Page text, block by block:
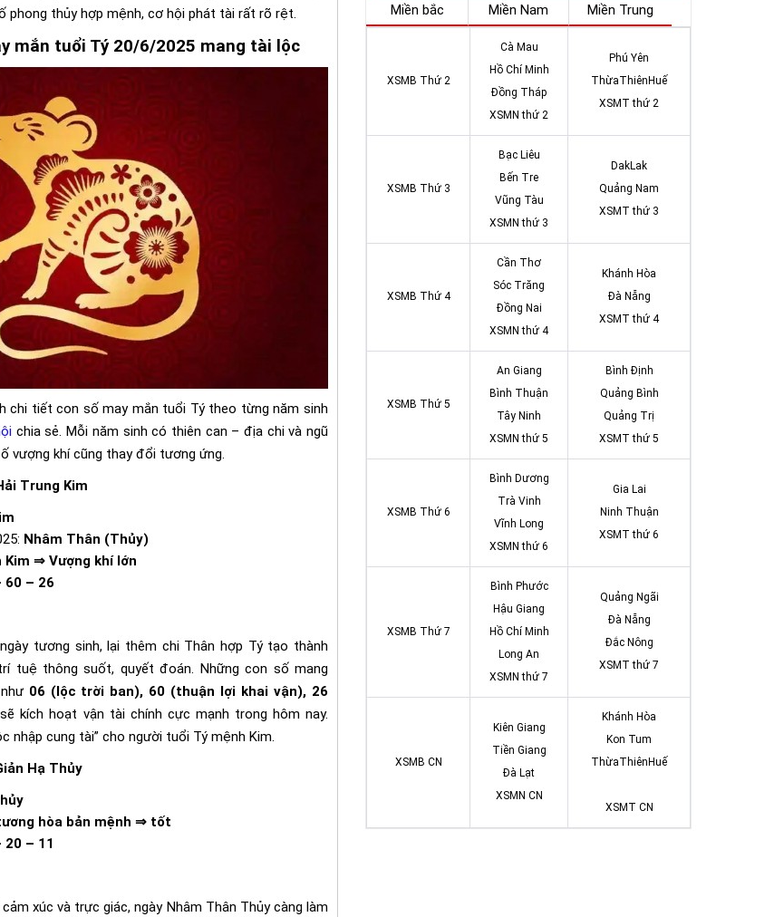
phong thủy hợp mệnh, cơ hội phát tài rất rõ rệt.
mắn tuổi Tý 20/6/2025 mang tài lộc
chi tiết con số may mắn tuổi Tý theo từng năm sinh
chia sẻ. Mỗi năm sinh có thiên can – địa chi và ngũ
vượng khí cũng thay đổi tương ứng.
Trung Kim
Nhâm Thân (Thủy)
Kim ⇒ Vượng khí lớn
60 – 26
tương sinh, lại thêm chi Thân hợp Tý tạo thành
tuệ thông suốt, quyết đoán. Những con số mang
06 (lộc trời ban), 60 (thuận lợi khai vận), 26
sẽ kích hoạt vận tài chính cực mạnh trong hôm nay.
nhập cung tài” cho người tuổi Tý mệnh Kim.
Hạ Thủy
hòa bản mệnh ⇒ tốt
20 – 11
xúc và trực giác, ngày Nhâm Thân Thủy càng làm
Miền bắc
Miền Nam Miền Trung
XSMB Thứ 2
Cà Mau
Hồ Chí Minh
Đồng Tháp
XSMN thứ 2
Phú Yên
ThừaThiênHuế
XSMT thứ 2
XSMB Thứ 3
Bạc Liêu
Bến Tre
Vũng Tàu
XSMN thứ 3
DakLak
Quảng Nam
XSMT thứ 3
XSMB Thứ 4
Cần Thơ
Sóc Trăng
Đồng Nai
XSMN thứ 4
Khánh Hòa
Đà Nẵng
XSMT thứ 4
XSMB Thứ 5
An Giang
Bình Thuận
Tây Ninh
XSMN thứ 5
Bình Định
Quảng Bình
Quảng Trị
XSMT thứ 5
XSMB Thứ 6
Bình Dương
Trà Vinh
Vĩnh Long
XSMN thứ 6
Gia Lai
Ninh Thuận
XSMT thứ 6
XSMB Thứ 7
Bình Phước
Hậu Giang
Hồ Chí Minh
Long An
XSMN thứ 7
Quảng Ngãi
Đà Nẵng
Đắc Nông
XSMT thứ 7
XSMB CN
Kiên Giang
Tiền Giang
Đà Lạt
XSMN CN
Khánh Hòa
Kon Tum
ThừaThiênHuế
XSMT CN